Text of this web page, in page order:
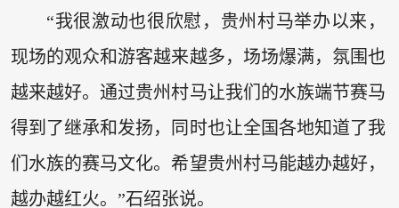
“我很激动也很欣慰，贵州村马举办以来，
现场的观众和游客越来越多，场场爆满，氛围也
越来越好。通过贵州村马让我们的水族端节赛马
得到了继承和发扬，同时也让全国各地知道了我
们水族的赛马文化。希望贵州村马能越办越好，
越办越红火。”石绍张说。